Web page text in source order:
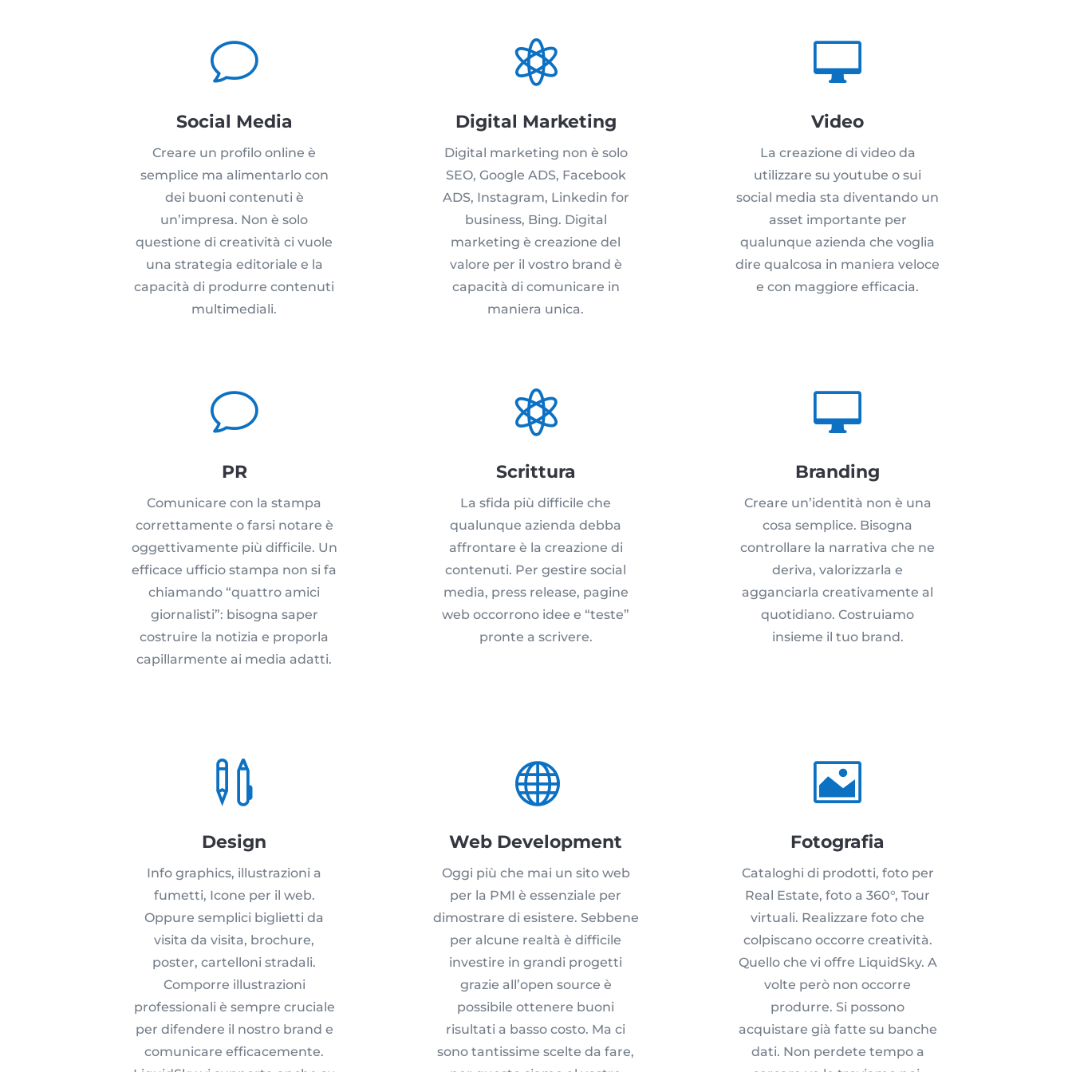
v
Social Media
Creare un profilo online è
semplice ma alimentarlo con
dei buoni contenuti è
un’impresa. Non è solo
questione di creatività ci vuole
una strategia editoriale e la
capacità di produrre contenuti
multimediali.

Digital Marketing
Digital marketing non è solo
SEO, Google ADS, Facebook
ADS, Instagram, Linkedin for
business, Bing. Digital
marketing è creazione del
valore per il vostro brand è
capacità di comunicare in
maniera unica.

Video
La creazione di video da
utilizzare su youtube o sui
social media sta diventando un
asset importante per
qualunque azienda che voglia
dire qualcosa in maniera veloce
e con maggiore efficacia.
v
PR
Comunicare con la stampa
correttamente o farsi notare è
oggettivamente più difficile. Un
efficace ufficio stampa non si fa
chiamando “quattro amici
giornalisti”: bisogna saper
costruire la notizia e proporla
capillarmente ai media adatti.

Scrittura
La sfida più difficile che
qualunque azienda debba
affrontare è la creazione di
contenuti. Per gestire social
media, press release, pagine
web occorrono idee e “teste”
pronte a scrivere.

Branding
Creare un’identità non è una
cosa semplice. Bisogna
controllare la narrativa che ne
deriva, valorizzarla e
agganciarla creativamente al
quotidiano. Costruiamo
insieme il tuo brand.

Design
Info graphics, illustrazioni a
fumetti, Icone per il web.
Oppure semplici biglietti da
visita da visita, brochure,
poster, cartelloni stradali.
Comporre illustrazioni
professionali è sempre cruciale
per difendere il nostro brand e
comunicare efficacemente.

Web Development
Oggi più che mai un sito web
per la PMI è essenziale per
dimostrare di esistere. Sebbene
per alcune realtà è difficile
investire in grandi progetti
grazie all’open source è
possibile ottenere buoni
risultati a basso costo. Ma ci
sono tantissime scelte da fare,

Fotografia
Cataloghi di prodotti, foto per
Real Estate, foto a 360°, Tour
virtuali. Realizzare foto che
colpiscano occorre creatività.
Quello che vi offre LiquidSky. A
volte però non occorre
produrre. Si possono
acquistare già fatte su banche
dati. Non perdete tempo a